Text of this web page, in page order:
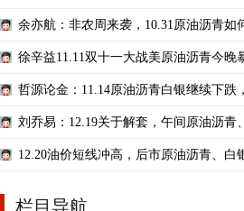
余亦航：非农周来袭，10.31原油沥青如
徐辛益11.11双十一大战美原油沥青今晚
哲源论金：11.14原油沥青白银继续下跌
刘乔易：12.19关于解套，午间原油沥青
12.20油价短线冲高，后市原油沥青、白
栏目导航